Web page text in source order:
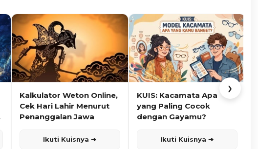
Kalkulator Weton Online,
Cek Hari Lahir Menurut
Penanggalan Jawa
Ikuti Kuisnya ➔
KUIS: Kacamata Apa
yang Paling Cocok
dengan Gayamu?
Ikuti Kuisnya ➔
❯